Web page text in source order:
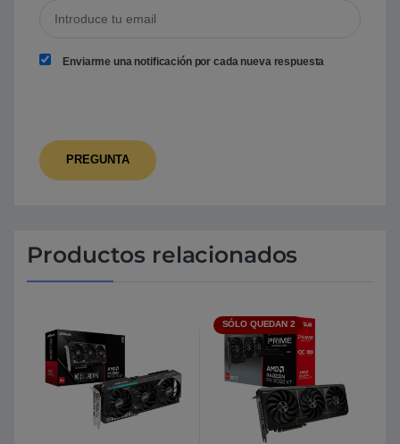
Enviarme una notificación por cada nueva respuesta
Productos relacionados
SÓLO QUEDAN 2